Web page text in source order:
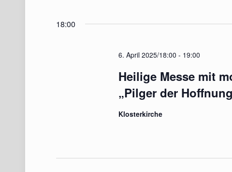
18:00
6. April 2025/18:00 - 19:00
Heilige Messe mit
„Pilger der
Klosterkirche